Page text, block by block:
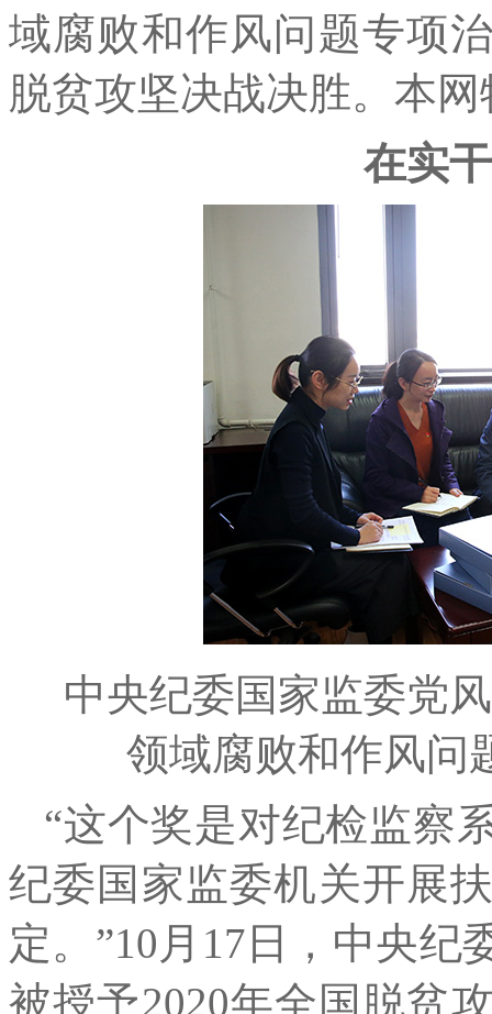
域腐败和作风问题专项
脱贫攻坚决战决胜。本
在实
中央纪委国家监委党
领域腐败和作风问
“这个奖是对纪检监察
纪委国家监委机关开展
定。”10月17日，中央纪
被授予2020年全国脱贫